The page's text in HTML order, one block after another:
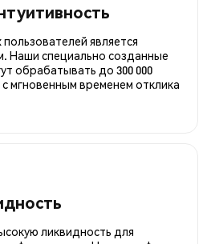
является
Наши специально созданные
обрабатывать до 300 000
с мгновенным временем отклика
ликвидность для